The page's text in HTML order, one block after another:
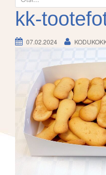
e
a
c
kk-
07.02.2024